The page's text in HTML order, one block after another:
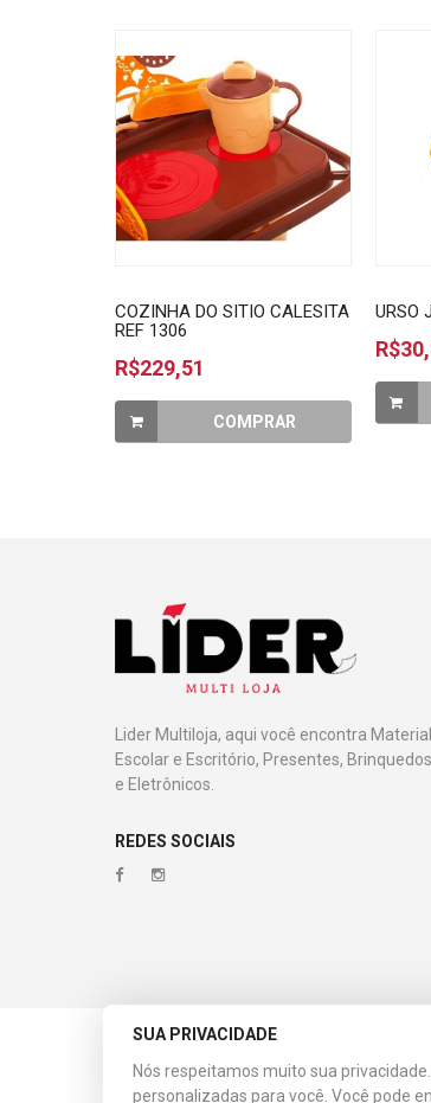
COZINHA DO SITIO CALESITA
REF 1306
R$229,51
COMPRAR
URSO
Lider Multiloja, aqui você encontra Material
Escolar e Escritório, Presentes, Brinquedos
e Eletrônicos.
REDES SOCIAIS
Esta loja virtual utiliza tecnologia daGet
SUA PRIVACIDADE
Nós respeitamos muito sua
personalizadas para você. Você pode